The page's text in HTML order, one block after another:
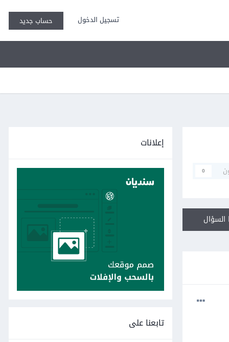
تسجيل الدخول حساب جديد
0
إعلانات
تابعنا على